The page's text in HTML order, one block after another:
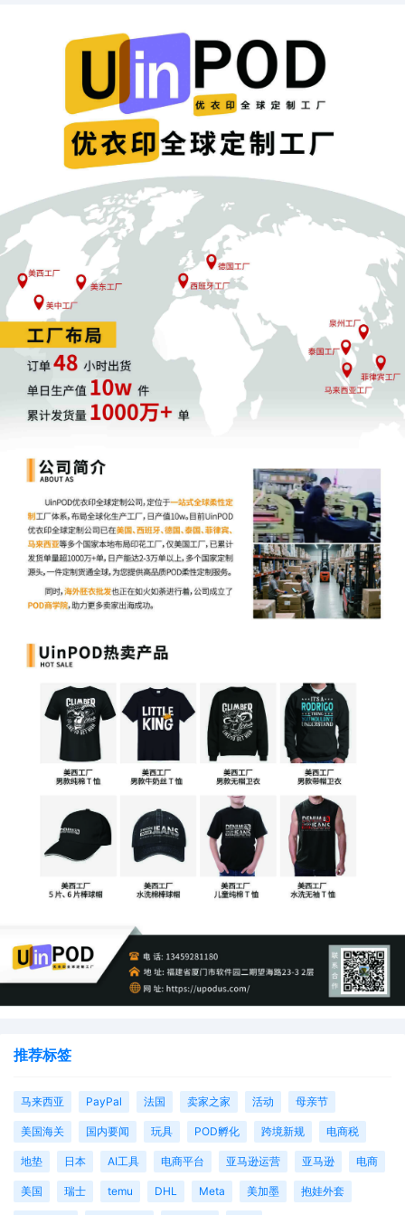
推荐标签
马来西亚 PayPal 法国 卖家之家 活动 母亲节
美国海关 国内要闻 玩具 POD孵化 跨境新规 电商税
地垫 日本 AI工具 电商平台 亚马逊运营 亚马逊 电商
美国 瑞士 temu DHL Meta 美加墨 抱娃外套